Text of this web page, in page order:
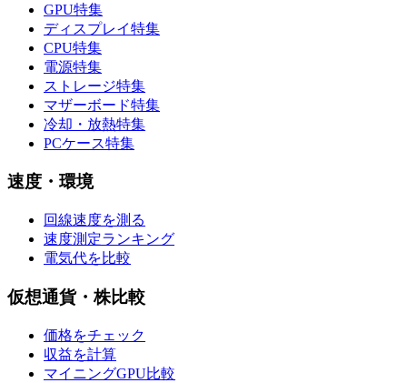
GPU特集
ディスプレイ特集
CPU特集
電源特集
ストレージ特集
マザーボード特集
冷却・放熱特集
PCケース特集
速度・環境
回線速度を測る
速度測定ランキング
電気代を比較
仮想通貨・株比較
価格をチェック
収益を計算
マイニングGPU比較